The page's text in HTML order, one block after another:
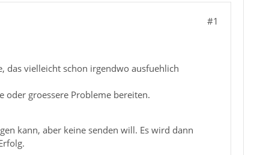
#1
das vielleicht schon irgendwo ausfuehlich
groessere Probleme bereiten.
kann, aber keine senden will. Es wird dann